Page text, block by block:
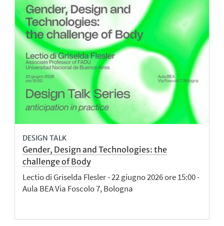
DESIGN TALK
Gender, Design and Technologies: the
challenge of Body
Lectio di Griselda Flesler - 22 giugno 2026 ore 15:00 -
Aula BEA Via Foscolo 7, Bologna